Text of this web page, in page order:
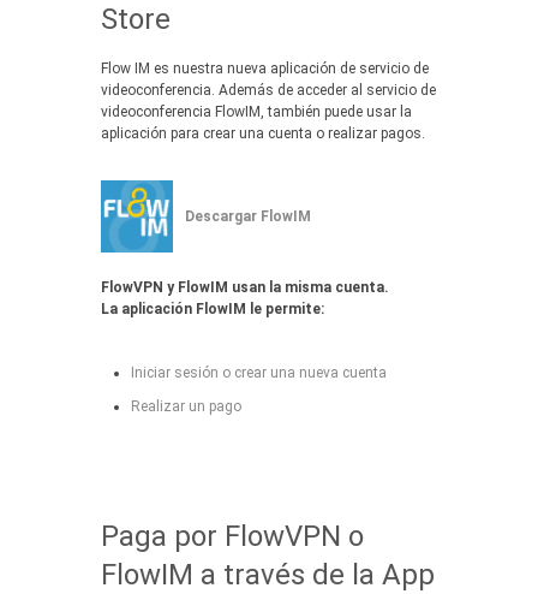
Store
Flow IM es nuestra nueva aplicación de servicio de
videoconferencia. Además de acceder al servicio de
videoconferencia FlowIM, también puede usar la
aplicación para crear una cuenta o realizar pagos.
Descargar FlowIM
FlowVPN y FlowIM usan la misma cuenta.
La aplicación FlowIM le permite:
Iniciar sesión o crear una nueva cuenta
Realizar un pago
Paga por FlowVPN o
FlowIM a través de la App